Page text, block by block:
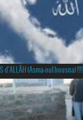
d'ALLÂH (Asma-oul housna) !!!!